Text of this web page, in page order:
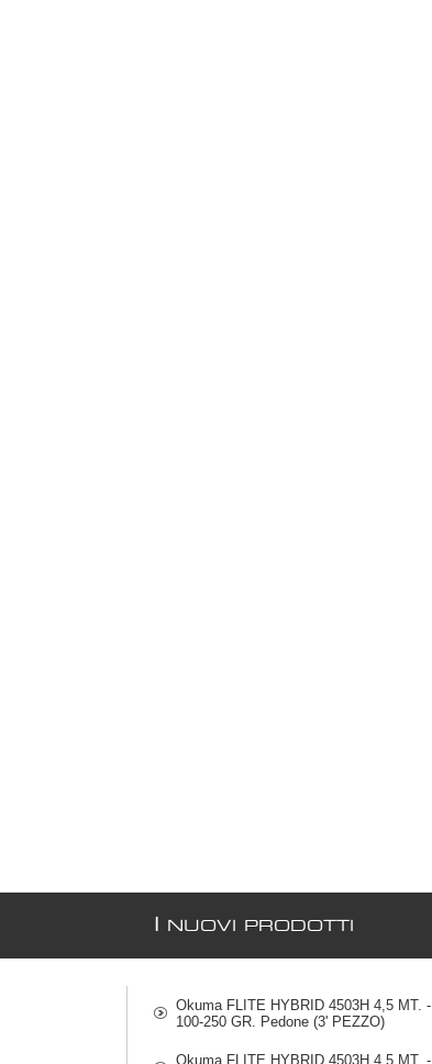
NUOVI PRODOTTI
Okuma FLITE HYBRID 4503H 4,5 MT. -
100-250 GR. Pedone (3' PEZZO)
Okuma FLITE HYBRID 4503H 4,5 MT. -